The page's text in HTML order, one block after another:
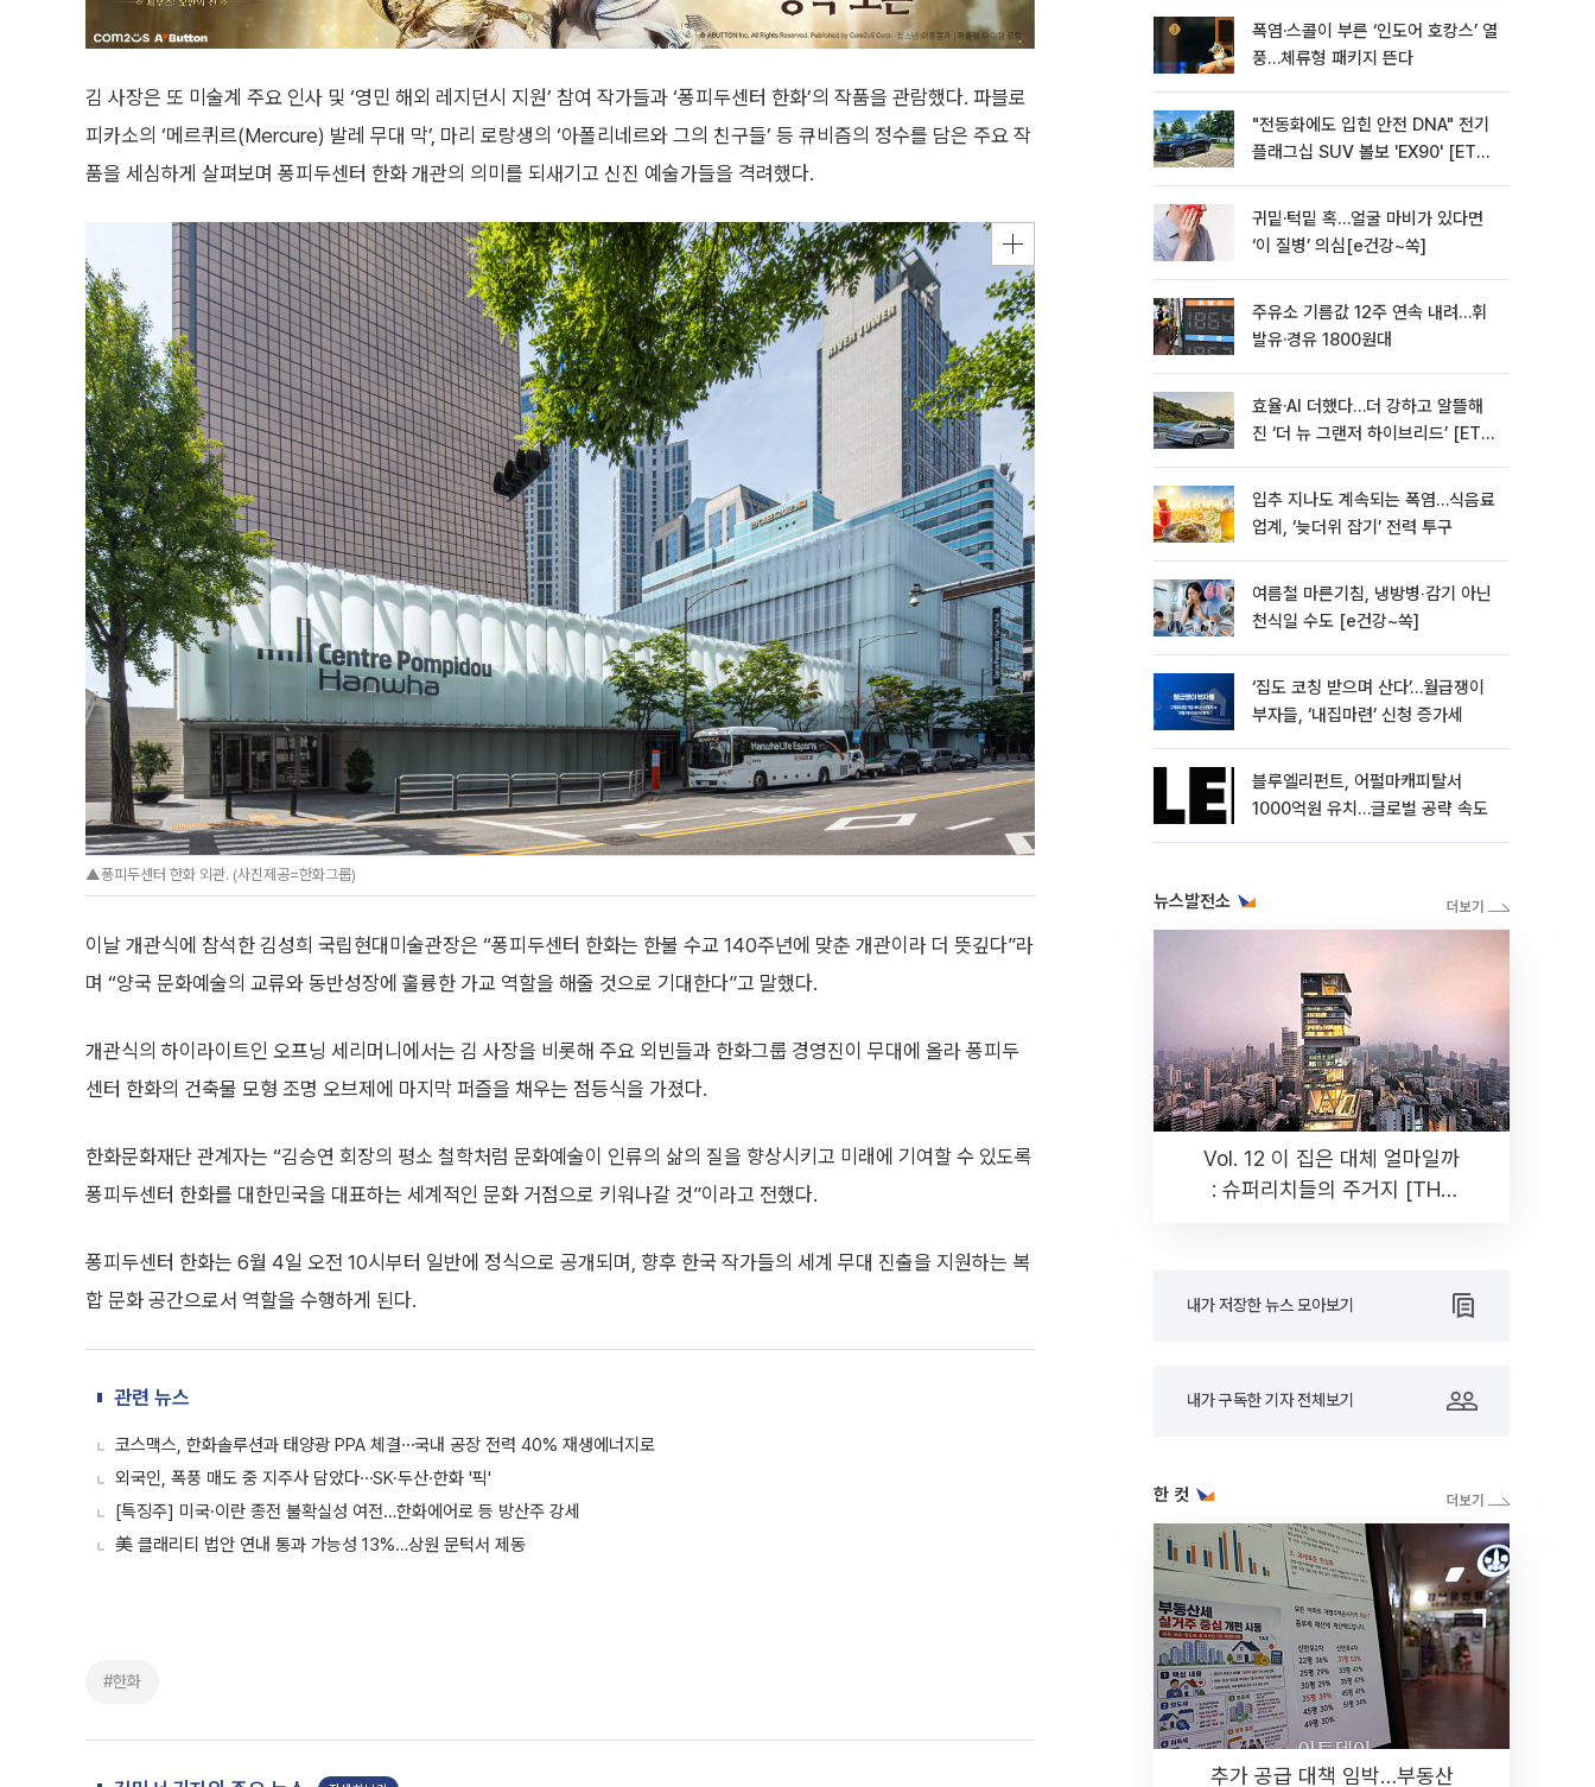
김 사장은 또 미술계 주요 인사 및 ‘영민 해외 레지던시 지원’ 참여 작가들과 ‘퐁피두센터 한화’의 작품을 관람했다. 파블로
피카소의 ‘메르퀴르(Mercure) 발레 무대 막’, 마리 로랑생의 ‘아폴리네르와 그의 친구들’ 등 큐비즘의 정수를 담은 주요 작
품을 세심하게 살펴보며 퐁피두센터 한화 개관의 의미를 되새기고 신진 예술가들을 격려했다.
▲퐁피두센터 한화 외관. (사진제공=한화그룹)
이날 개관식에 참석한 김성희 국립현대미술관장은 “퐁피두센터 한화는 한불 수교 140주년에 맞춘 개관이라 더 뜻깊다”라
며 “양국 문화예술의 교류와 동반성장에 훌륭한 가교 역할을 해줄 것으로 기대한다”고 말했다.
개관식의 하이라이트인 오프닝 세리머니에서는 김 사장을 비롯해 주요 외빈들과 한화그룹 경영진이 무대에 올라 퐁피두
센터 한화의 건축물 모형 조명 오브제에 마지막 퍼즐을 채우는 점등식을 가졌다.
한화문화재단 관계자는 “김승연 회장의 평소 철학처럼 문화예술이 인류의 삶의 질을 향상시키고 미래에 기여할 수 있도록
퐁피두센터 한화를 대한민국을 대표하는 세계적인 문화 거점으로 키워나갈 것”이라고 전했다.
퐁피두센터 한화는 6월 4일 오전 10시부터 일반에 정식으로 공개되며, 향후 한국 작가들의 세계 무대 진출을 지원하는 복
합 문화 공간으로서 역할을 수행하게 된다.
관련 뉴스
코스맥스, 한화솔루션과 태양광 PPA 체결⋯국내 공장 전력 40% 재생에너지로
외국인, 폭풍 매도 중 지주사 담았다⋯SK·두산·한화 '픽'
[특징주] 미국·이란 종전 불확실성 여전…한화에어로 등 방산주 강세
美 클래리티 법안 연내 통과 가능성 13%…상원 문턱서 제동
#한화
폭염·스콜이 부른 ‘인도어 호캉스’ 열
풍…체류형 패키지 뜬다
"전동화에도 입힌 안전 DNA" 전기
플래그십 SUV 볼보 'EX90' [ET의
귀밑·턱밑 혹…얼굴 마비가 있다면
‘이 질병’ 의심[e건강~쏙]
주유소 기름값 12주 연속 내려…휘
발유·경유 1800원대
효율·AI 더했다…더 강하고 알뜰해
진 ‘더 뉴 그랜저 하이브리드’ [ET의
입추 지나도 계속되는 폭염…식음료
업계, ‘늦더위 잡기’ 전력 투구
여름철 마른기침, 냉방병‧감기 아닌
천식일 수도 [e건강~쏙]
‘집도 코칭 받으며 산다’…월급쟁이
부자들, ‘내집마련’ 신청 증가세
블루엘리펀트, 어펄마캐피탈서
1000억원 유치…글로벌 공략 속도
뉴스발전소
Vol. 12 이 집은 대체 얼마일까
: 슈퍼리치들의 주거지 [THE
내가 저장한 뉴스 모아보기
내가 구독한 기자 전체보기
한 컷
추가 공급 대책 임박…부동산